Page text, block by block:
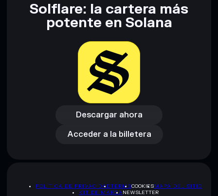
Solflare: la cartera más
potente en Solana
Descargar ahora
Descargar ahora
Acceder a la billetera
Acceder a la billetera
POLÍTICA DE PRIVACIDADTERMSCOOKIESMAPA DEL SITIO
KIT DE MARCA NEWSLETTER